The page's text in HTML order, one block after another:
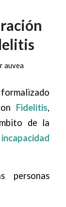
auvea
Fidelitis,
de la
personas